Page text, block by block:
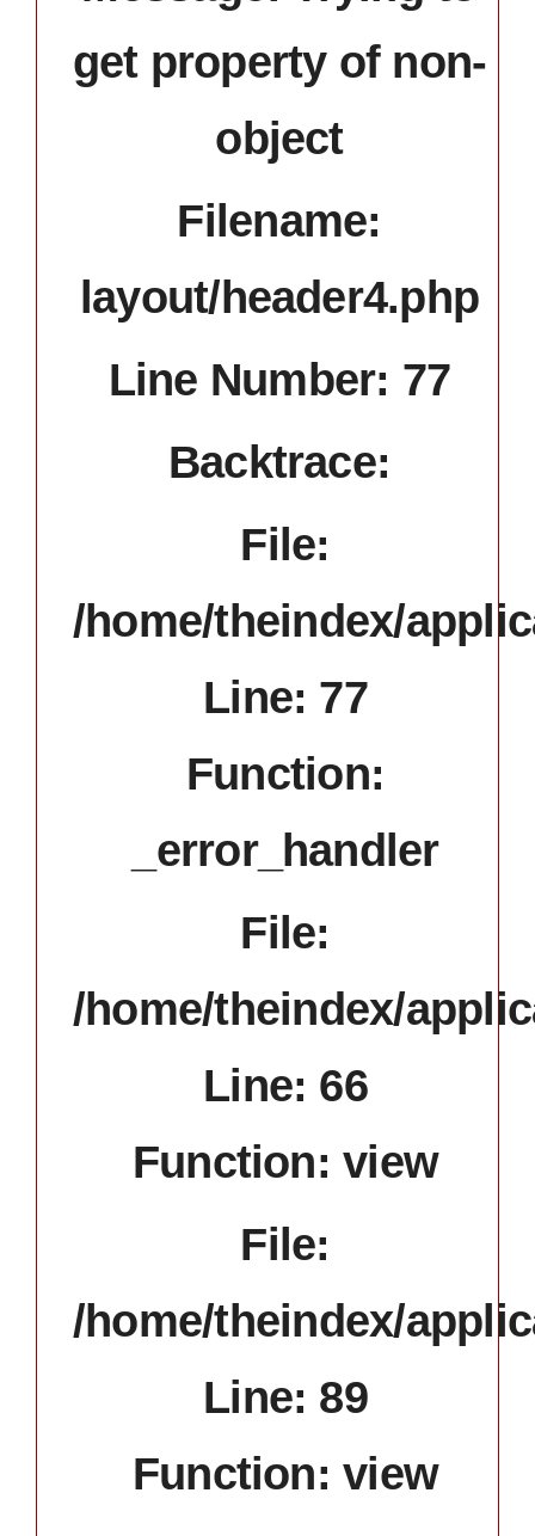
get property of non-
object
Filename:
layout/header4.php
Line Number: 77
Backtrace:
File:
/home/theindex/
Line: 77
Function:
_error_handler
File:
/home/theindex/
Line: 66
Function: view
File:
/home/theindex/
Line: 89
Function: view